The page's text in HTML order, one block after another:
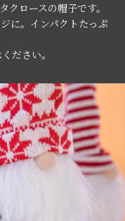
ロースの帽子です。
に。インパクトたっぷ
ださい。